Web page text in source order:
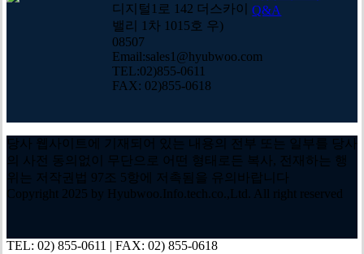
디지털1로 142 더스카이
밸리 1차 1015호 우)
08507
Email:sales1@hyubwoo.com
TEL:02)855-0611
FAX: 02)855-0618
Q&A
당사 웹사이트에 기재되어 있는 내용의 전부 또는 일부를 당사
의 사전 동의없이 무단으로 어떤 형태로든 복사, 전재하는 행
위는 저작권법 97조 5항에 저촉됨을 유의바랍니다
Copyright 2025 by Hyubwoo.Info.tech.co.,Ltd. All right reserved
Close
TEL: 02) 855-0611 | FAX: 02) 855-0618